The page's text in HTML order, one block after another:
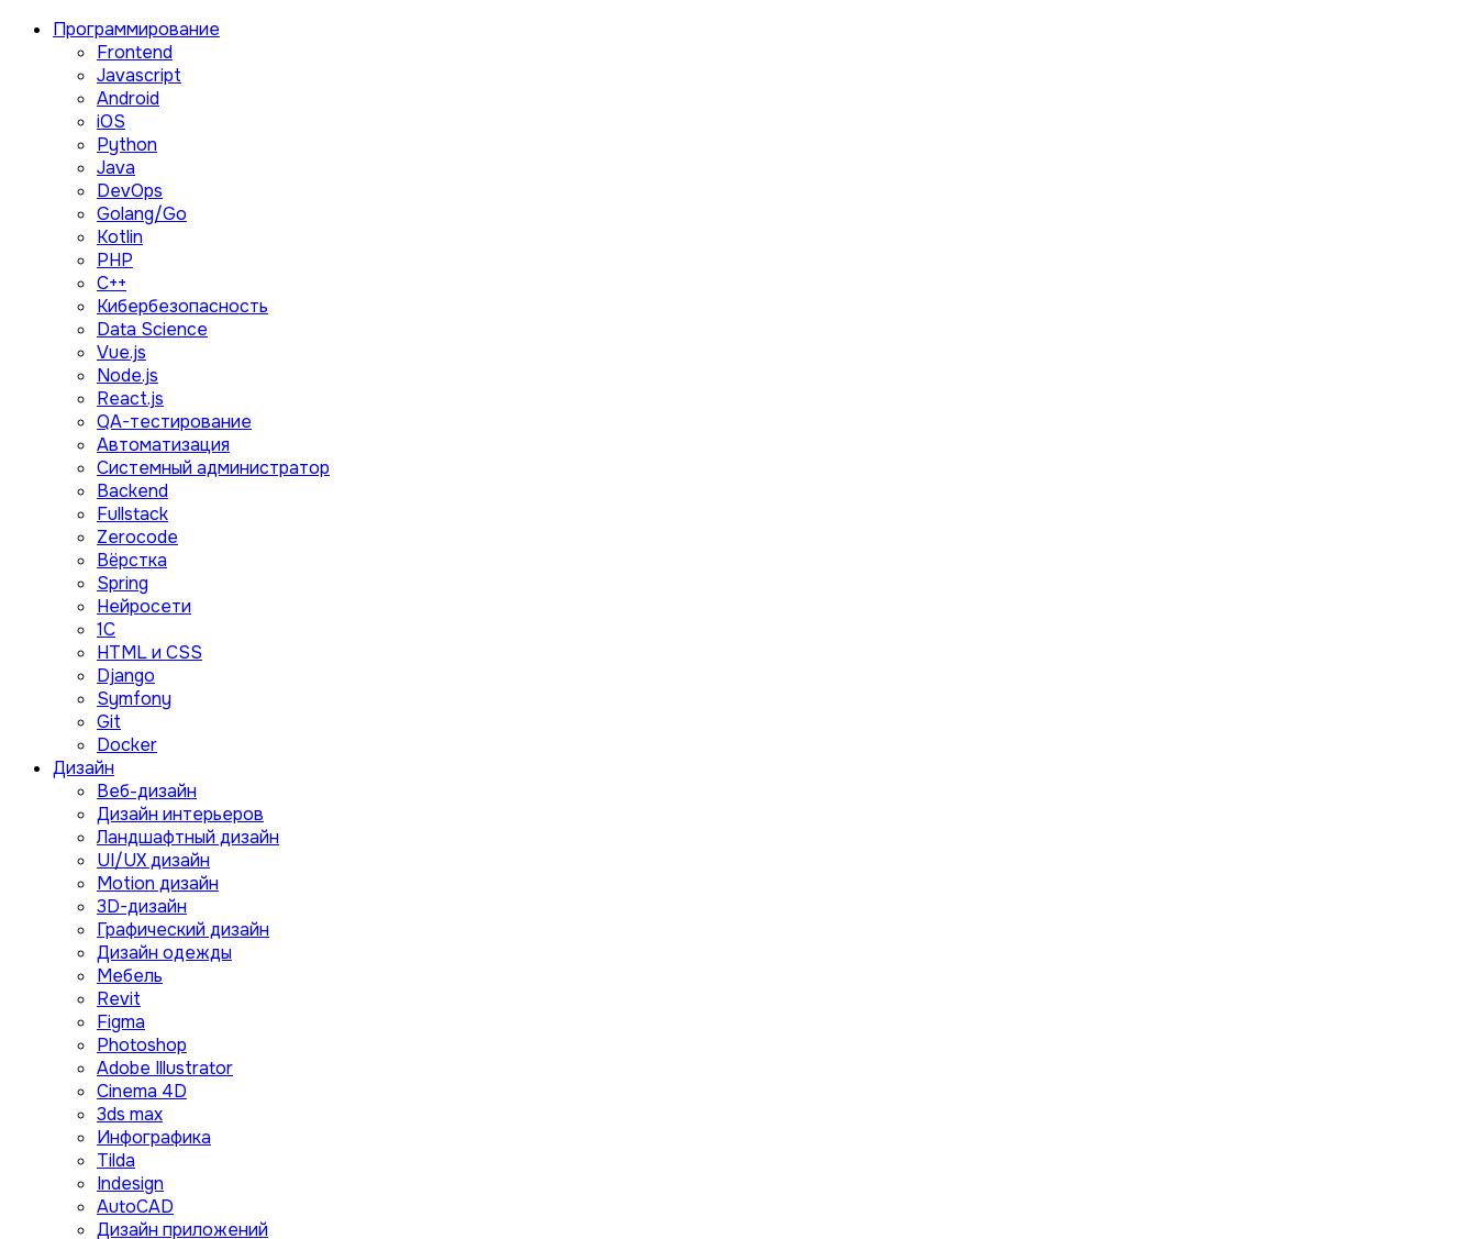
Программирование
Frontend
Javascript
Android
iOS
Python
Java
DevOps
Golang/Go
Kotlin
PHP
C++
Кибербезопасность
Data Science
Vue.js
Node.js
React.js
QA-тестирование
Автоматизация
Системный администратор
Backend
Fullstack
Zerocode
Вёрстка
Spring
Нейросети
1C
HTML и CSS
Django
Symfony
Git
Docker
Дизайн
Веб-дизайн
Дизайн интерьеров
Ландшафтный дизайн
UI/UX дизайн
Motion дизайн
3D-дизайн
Графический дизайн
Дизайн одежды
Мебель
Revit
Figma
Photoshop
Adobe Illustrator
Сinema 4D
3ds max
Инфографика
Tilda
Indesign
AutoCAD
Дизайн приложений